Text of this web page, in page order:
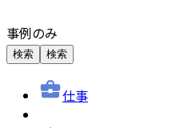
事例のみ
検索 検索
仕事